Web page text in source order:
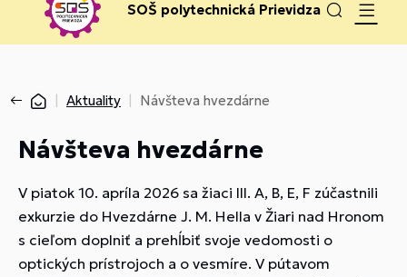
SOŠ polytechnická Prievidza
Aktuality Návšteva hvezdárne
Návšteva hvezdárne
V piatok 10. apríla 2026 sa žiaci III. A, B, E, F zúčastnili
exkurzie do Hvezdárne J. M. Hella v Žiari nad Hronom
s cieľom doplniť a prehĺbiť svoje vedomosti o
optických prístrojoch a o vesmíre. V pútavom